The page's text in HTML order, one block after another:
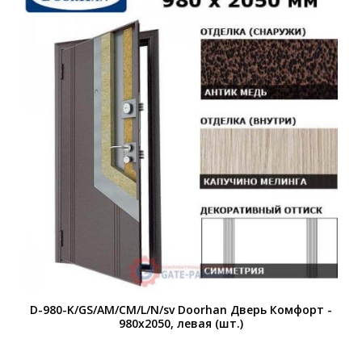
D-980-K/GS/AM/CM/L/N/sv Doorhan Дверь Комфорт -
980х2050, левая (шт.)